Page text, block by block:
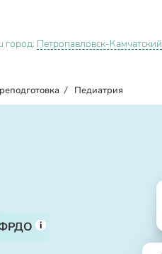
город: Петропавловск-Камчатский
/ Педиатрия
ФРДО i